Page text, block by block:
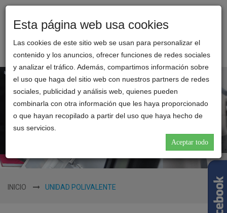
Esta página web usa cookies
Las cookies de este sitio web se usan para personalizar el
contenido y los anuncios, ofrecer funciones de redes sociales
y analizar el tráfico. Además, compartimos información sobre
el uso que haga del sitio web con nuestros partners de redes
sociales, publicidad y análisis web, quienes pueden
combinarla con otra información que les haya proporcionado
o que hayan recopilado a partir del uso que haya hecho de
sus servicios.
Aceptar todo
CLINICA
REINA
CATALINA
INICIO UNIDAD POLIVALENTE